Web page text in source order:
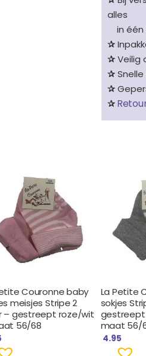
alles
in één
✰
✰Veilig
✰Snelle
✰
✰
Couronne baby
meisjes Stripe 2
– gestreept roze/wit
56/68
La Petite
sokjes
maat 56/
4.95